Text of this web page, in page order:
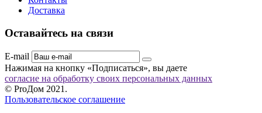
Доставка
Оставайтесь на связи
E-mail
Нажимая на кнопку «Подписаться», вы даете
согласие на обработку своих персональных данных
© ProДом 2021.
Пользовательское соглашение